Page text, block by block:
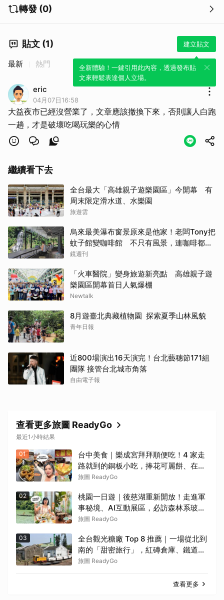
轉發 (0)
貼文 (1) 建立貼文
全新體驗！一鍵引用此內容，透過發布貼
文來輕鬆表達個人立場。
最新 熱門
eric
04月07日16:58
大益夜市已經沒營業了，文章應該撤換下來，否則讓人白跑
一趟，才是破壞吃喝玩樂的心情
繼續看下去
全台最大「高雄親子遊樂園區」今開幕 有
周末限定滑水道、水樂園
旅遊雲
烏來最美瀑布窗景原來是他家！老闆Tony把
蚊子館變咖啡館 不只有風景，連咖啡都好
喝到讓人想再來
鏡週刊
「火車醫院」變身旅遊新亮點 高雄親子遊
樂園區開幕首日人氣爆棚
Newtalk
8月遊臺北典藏植物園 探索夏季山林風貌
青年日報
近800場演出16天演完！台北藝穗節171組
團隊 接管台北城市角落
自由電子報
查看更多旅圖 ReadyGo
最近1小時結果
01
台中美食｜樂成宮拜拜順便吃！4 家走
路就到的銅板小吃，捧花可麗餅、在地
臭豆腐、烤甜甜圈一次收
旅圖 ReadyGo
02
桃園一日遊｜後慈湖重新開放！走進軍
事秘境、AI互動展區，必訪森林系玻璃
屋餐廳
旅圖 ReadyGo
03
全台觀光糖廠 Top 8 推薦｜一場從北到
南的「甜密旅行」，紅磚倉庫、鐵道風
聲、甘蔗香氣交織！
旅圖 ReadyGo
查看更多